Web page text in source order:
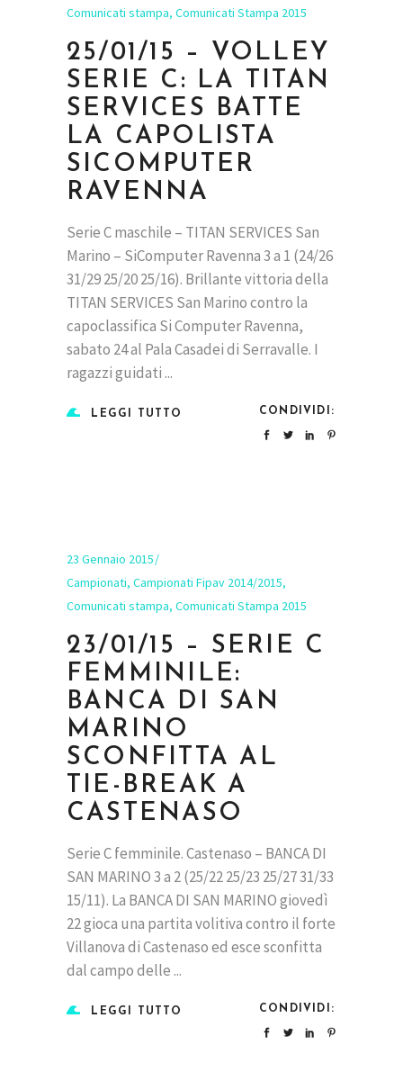
Comunicati stampa, Comunicati Stampa 2015
25/01/15 – VOLLEY
SERIE C: LA TITAN
SERVICES BATTE
LA CAPOLISTA
SICOMPUTER
RAVENNA
Serie C maschile – TITAN SERVICES San
Marino – SiComputer Ravenna 3 a 1 (24/26
31/29 25/20 25/16). Brillante vittoria della
TITAN SERVICES San Marino contro la
capoclassifica Si Computer Ravenna,
sabato 24 al Pala Casadei di Serravalle. I
ragazzi guidati
LEGGI TUTTO CONDIVIDI:
23 Gennaio 2015
Campionati, Campionati Fipav 2014/2015,
Comunicati stampa, Comunicati Stampa 2015
23/01/15 – SERIE C
FEMMINILE:
BANCA DI SAN
MARINO
SCONFITTA AL
TIE-BREAK A
CASTENASO
Serie C femminile. Castenaso – BANCA DI
SAN MARINO 3 a 2 (25/22 25/23 25/27 31/33
15/11). La BANCA DI SAN MARINO giovedì
22 gioca una partita volitiva contro il forte
Villanova di Castenaso ed esce sconfitta
dal campo delle
LEGGI TUTTO CONDIVIDI: